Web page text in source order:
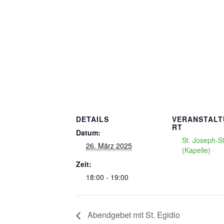
DETAILS
Datum:
26. März 2025
Zeit:
18:00 - 19:00
RT
St. Joseph-
(Kapelle)
Abendgebet mit St. Egidio